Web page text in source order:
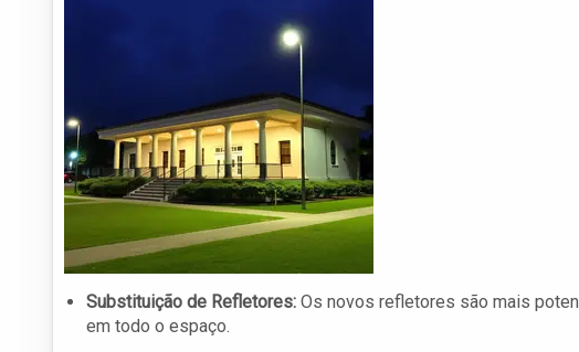
Substituição de Refletores: Os novos refletores são mais
em todo o espaço.